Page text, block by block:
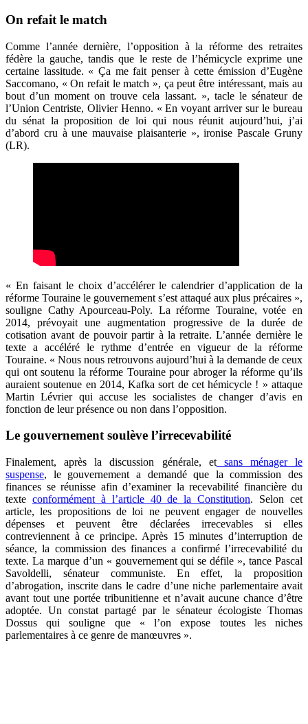
On refait le match
Comme l’année dernière, l’opposition à la réforme des retraites
fédère la gauche, tandis que le reste de l’hémicycle exprime une
certaine lassitude. « Ça me fait penser à cette émission d’Eugène
Saccomano, « On refait le match », ça peut être intéressant, mais au
bout d’un moment on trouve cela lassant. », tacle le sénateur de
l’Union Centriste, Olivier Henno. « En voyant arriver sur le bureau
du sénat la proposition de loi qui nous réunit aujourd’hui, j’ai
d’abord cru à une mauvaise plaisanterie », ironise Pascale Gruny
(LR).
« En faisant le choix d’accélérer le calendrier d’application de la
réforme Touraine le gouvernement s’est attaqué aux plus précaires »,
souligne Cathy Apourceau-Poly. La réforme Touraine, votée en
2014, prévoyait une augmentation progressive de la durée de
cotisation avant de pouvoir partir à la retraite. L’année dernière le
texte a accéléré le rythme d’entrée en vigueur de la réforme
Touraine. « Nous nous retrouvons aujourd’hui à la demande de ceux
qui ont soutenu la réforme Touraine pour abroger la réforme qu’ils
auraient soutenue en 2014, Kafka sort de cet hémicycle ! » attaque
Martin Lévrier qui accuse les socialistes de changer d’avis en
fonction de leur présence ou non dans l’opposition.
Le gouvernement soulève l’irrecevabilité
Finalement, après la discussion générale, etsans ménager le
suspense, le gouvernement a demandé que la commission des
finances se réunisse afin d’examiner la recevabilité financière du
texte conformément à l’article 40 de la Constitution. Selon cet
article, les propositions de loi ne peuvent engager de nouvelles
dépenses et peuvent être déclarées irrecevables si elles
contreviennent à ce principe. Après 15 minutes d’interruption de
séance, la commission des finances a confirmé l’irrecevabilité du
texte. La marque d’un « gouvernement qui se défile », tance Pascal
Savoldelli, sénateur communiste. En effet, la proposition
d’abrogation, inscrite dans le cadre d’une niche parlementaire avait
avant tout une portée tribunitienne et n’avait aucune chance d’être
adoptée. Un constat partagé par le sénateur écologiste Thomas
Dossus qui souligne que « l’on expose toutes les niches
parlementaires à ce genre de manœuvres ».